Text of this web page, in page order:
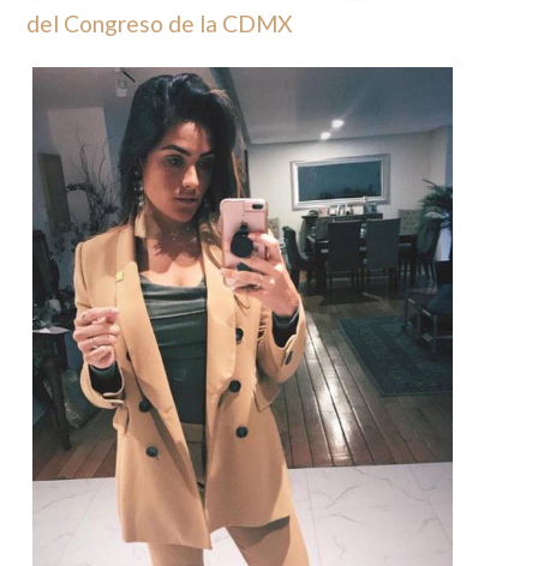
del Congreso de la CDMX